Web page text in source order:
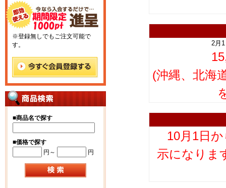
※登録無しでもご注文可能で
す。
■商品名で探す
■価格で探す
円～
円
2月
(沖縄、北海
10月1日
示になりま